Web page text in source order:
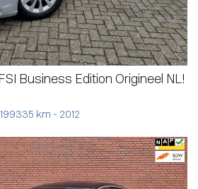
Business Edition Origineel NL!
km - 2012